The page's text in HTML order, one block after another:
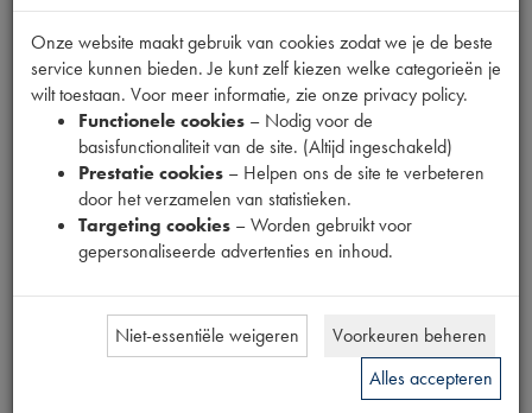
INL.SPR.STL.KOP PAKKING
ModelHY/ID 19
Productnummer1060556
OE CitroënDM141-11B
CodesDM 141-11B | DM141-11B |
P2.141
MatenO 37.25mm [PW 1]
€ 8,63 (€ 7,13 excl. btw)
Info Bestel
Onze website maakt gebruik van cookies zodat we je de beste
service kunnen bieden. Je kunt zelf kiezen welke categorieën je
wilt toestaan. Voor meer informatie, zie onze privacy policy.
Functionele cookies – Nodig voor de
basisfunctionaliteit van de site. (Altijd ingeschakeld)
Prestatie cookies – Helpen ons de site te verbeteren
door het verzamelen van statistieken.
Targeting cookies – Worden gebruikt voor
gepersonaliseerde advertenties en inhoud.
Niet-essentiële weigeren
Voorkeuren beheren
Alles accepteren